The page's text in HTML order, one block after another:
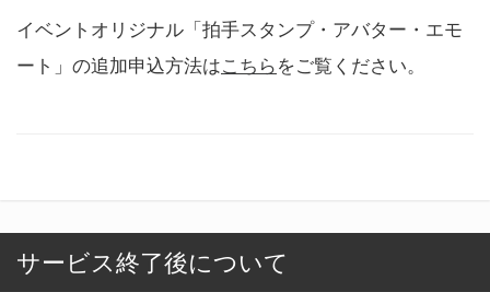
イベントオリジナル「拍手スタンプ・アバター・エモ
ート」の追加申込方法はこちら をご覧ください。
サービス終了後について